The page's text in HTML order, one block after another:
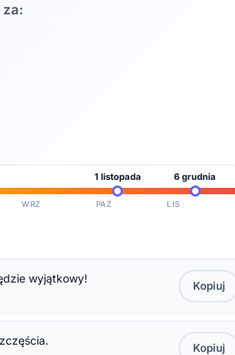
za:
1 listopada 6 grudnia
WRZ PAŹ LIS
wyjątkowy!
Kopiuj
Kopiuj